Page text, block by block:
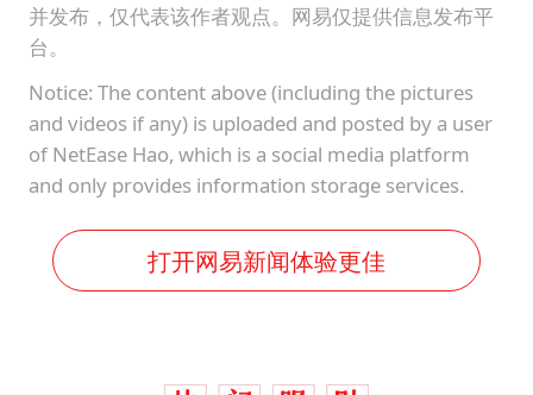
并发布，仅代表该作者观点。网易仅提供信息发布平
台。
Notice: The content above (including the pictures
and videos if any) is uploaded and posted by a user
of NetEase Hao, which is a social media platform
and only provides information storage services.
打开网易新闻体验更佳